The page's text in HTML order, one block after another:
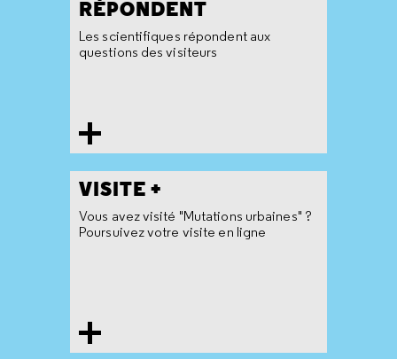
RÉPONDENT
Les scientifiques répondent aux
questions des visiteurs
VISITE +
Vous avez visité "Mutations urbaines" ?
Poursuivez votre visite en ligne